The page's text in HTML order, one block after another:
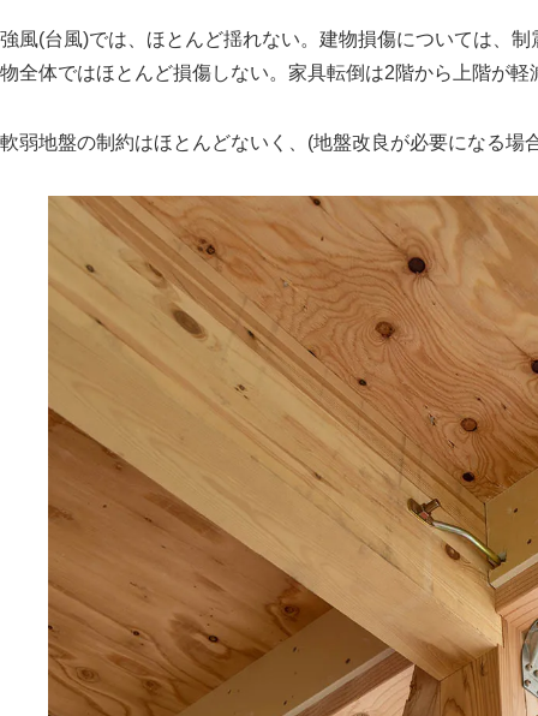
強風(台風)では、ほとんど揺れない。建物損傷については、
物全体ではほとんど損傷しない。家具転倒は2階から上階が
軟弱地盤の制約はほとんどないく、(地盤改良が必要になる